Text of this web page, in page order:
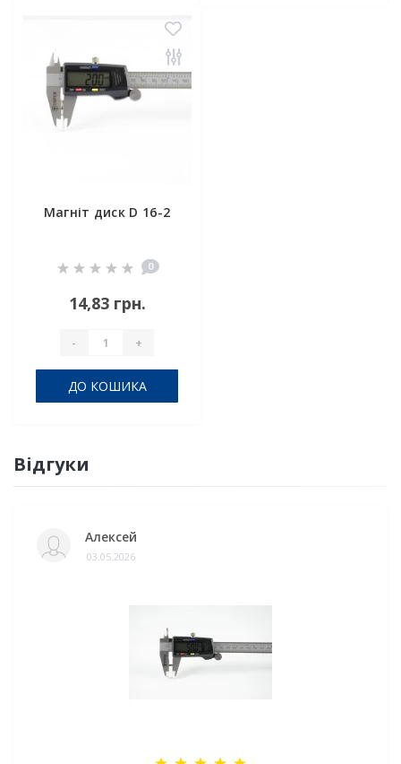
Магніт диск D 16-2
0
14,83 грн.
- +
ДО КОШИКА
Відгуки
Алексей
03.05.2026